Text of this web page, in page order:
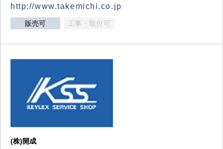
http://www.takemichi.co.jp
販売可 工事・取付可
(株)開成